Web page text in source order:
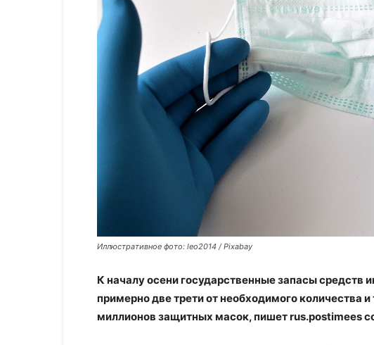
Иллюстративное фото: leo2014 / Pixabay
К началу осени государственные запасы средств
примерно две трети от необходимого количества
миллионов защитных масок, пишет rus.postimees